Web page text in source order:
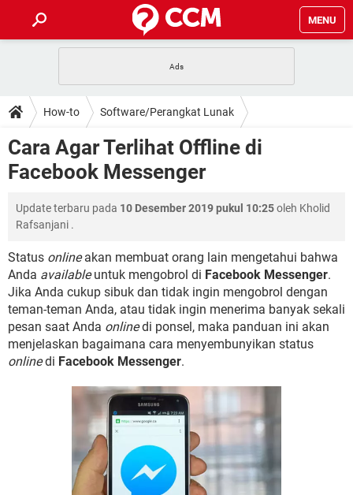
MENU
APLIKASI NONTON FILM & SERI RESET GMAIL
BUAT AKUN TIKTOK APLIKASI VIDEO-CALL
HOW-TO
SAFE MODE ANDROID RESET CLASH OF CLANS
KODE RAHASIA NETFLIX
DOWNLOAD
ADOBE PREMIERE PRO INSTAGRAM UNTUK PC
FORUM
Lupa Password Gmail WiFi Tidak Berfungsi
ENSIKLOPEDIA
Front Office dan Back Office OOP - Data Enkapsulasi
Jenis-jenis Network atau Jaringan
How-to Software/Perangkat Lunak
Cara Agar Terlihat Offline di
Facebook Messenger
Update terbaru pada 10 Desember 2019 pukul 10:25oleh Kholid
Rafsanjani .
Status onlineakan membuat orang lain mengetahui bahwa
Anda availableuntuk mengobrol di Facebook Messenger.
Jika Anda cukup sibuk dan tidak ingin mengobrol dengan
teman-teman Anda, atau tidak ingin menerima banyak sekali
pesan saat Anda onlinedi ponsel, maka panduan ini akan
menjelaskan bagaimana cara menyembunyikan status
onlinedi Facebook Messenger.